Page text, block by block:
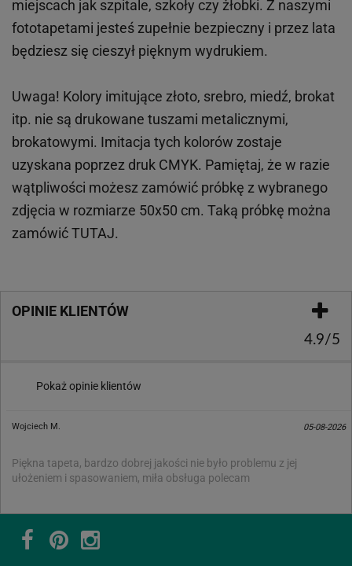
miejscach jak szpitale, szkoły czy żłobki. Z naszymi
fototapetami jesteś zupełnie bezpieczny i przez lata
będziesz się cieszył pięknym wydrukiem.
Uwaga! Kolory imitujące złoto, srebro, miedź, brokat
itp. nie są drukowane tuszami metalicznymi,
brokatowymi. Imitacja tych kolorów zostaje
uzyskana poprzez druk CMYK. Pamiętaj, że w razie
wątpliwości możesz zamówić próbkę z wybranego
zdjęcia w rozmiarze 50x50 cm. Taką próbkę można
zamówićTUTAJ.
OPINIE KLIENTÓW
4.9/5
Pokaż opinie klientów
Wojciech M. 05-08-2026
Piękna tapeta, bardzo dobrej jakości nie było problemu z jej
ułożeniem i spasowaniem, miła obsługa polecam